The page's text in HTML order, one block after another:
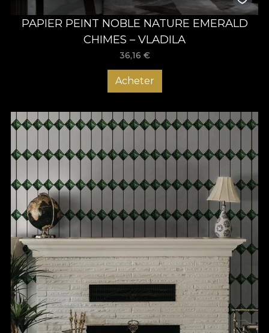
PAPIER PEINT NOBLE NATURE EMERALD
CHIMES – VLADILA
36,16 €
Acheter